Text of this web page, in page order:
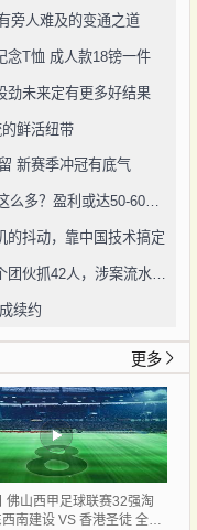
旁人难及的变通之道
念T恤 成人款18镑一件
劲未来定有更多好结果
鲜活纽带
新赛季冲冠有底气
压哨拿下2026世界杯版权，央视居然赚这么多？盈利或达50-60亿！
的抖动，靠中国技术搞定
续约
更多
佛山西甲足球联赛32强淘
南建设 VS 香港圣徒 全场